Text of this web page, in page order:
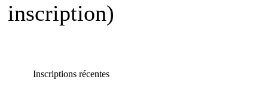
inscription)
Inscriptions récentes